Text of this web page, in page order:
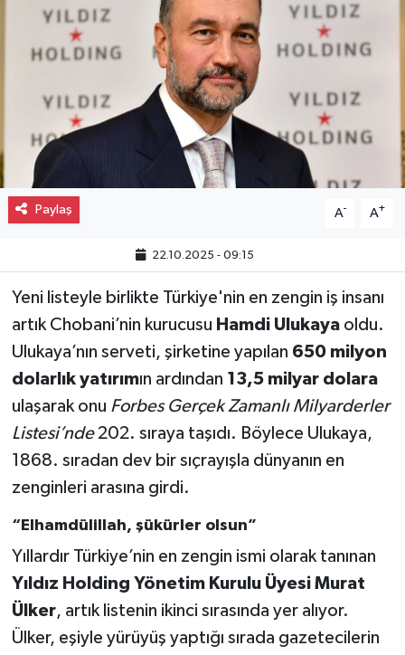
Paylaş A- A+
22.10.2025 - 09:15
Yeni listeyle birlikte Türkiye'nin en zengin iş insanı
artık Chobani’nin kurucusu Hamdi Ulukayaoldu.
Ulukaya’nın serveti, şirketine yapılan 650 milyon
dolarlık yatırımın ardından 13,5 milyar dolara
ulaşarak onu Forbes Gerçek Zamanlı Milyarderler
Listesi’nde202. sıraya taşıdı. Böylece Ulukaya,
1868. sıradan dev bir sıçrayışla dünyanın en
zenginleri arasına girdi.
“Elhamdülillah, şükürler olsun”
Yıllardır Türkiye’nin en zengin ismi olarak tanınan
Yıldız Holding Yönetim Kurulu Üyesi Murat
Ülker, artık listenin ikinci sırasında yer alıyor.
Ülker, eşiyle yürüyüş yaptığı sırada gazetecilerin
Spor
Eğitim